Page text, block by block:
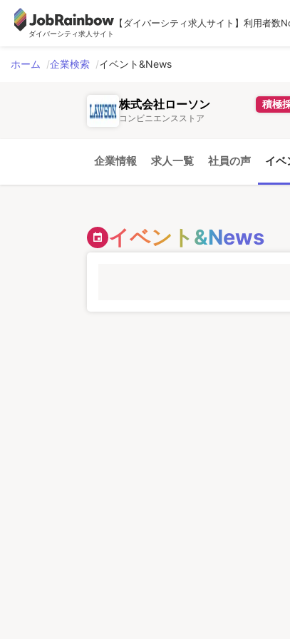
ダイバーシティ求人サイト
【ダイバーシティ求人サイト】利用者数
ホーム 企業検索 イベント&News
株式会社ローソン 積極
コンビニエンスストア
企業情報 求人一覧 社員の声 イ
event イベント&News